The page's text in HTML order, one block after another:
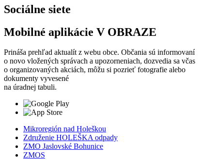
Sociálne siete
Mobilné aplikácie V OBRAZE
Prináša prehľad aktualít z webu obce. Občania sú informovaní
o novo vložených správach a upozorneniach, dozvedia sa včas
o organizovaných akciách, môžu si pozrieť fotografie alebo
dokumenty vyvesené
na úradnej tabuli.
Mikroregión nad Holeškou
Združenie HOLEŠKA odpady
ZMO Jaslovské Bohunice
ZMOS